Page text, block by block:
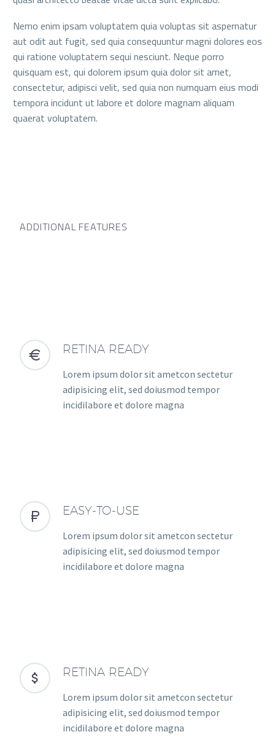
Nemo enim ipsam voluptatem quia voluptas sit aspernatur
aut odit aut fugit, sed quia consequuntur magni dolores eos
qui ratione voluptatem sequi nesciunt. Neque porro
quisquam est, qui dolorem ipsum quia dolor sit amet,
consectetur, adipisci velit, sed quia non numquam eius modi
tempora incidunt ut labore et dolore magnam aliquam
quaerat voluptatem.
ADDITIONAL FEATURES

 RETINA READY
Lorem ipsum dolor sit ametcon sectetur
adipisicing elit, sed doiusmod tempor
incidilabore et dolore magna

 EASY-TO-USE
Lorem ipsum dolor sit ametcon sectetur
adipisicing elit, sed doiusmod tempor
incidilabore et dolore magna

 RETINA READY
Lorem ipsum dolor sit ametcon sectetur
adipisicing elit, sed doiusmod tempor
incidilabore et dolore magna